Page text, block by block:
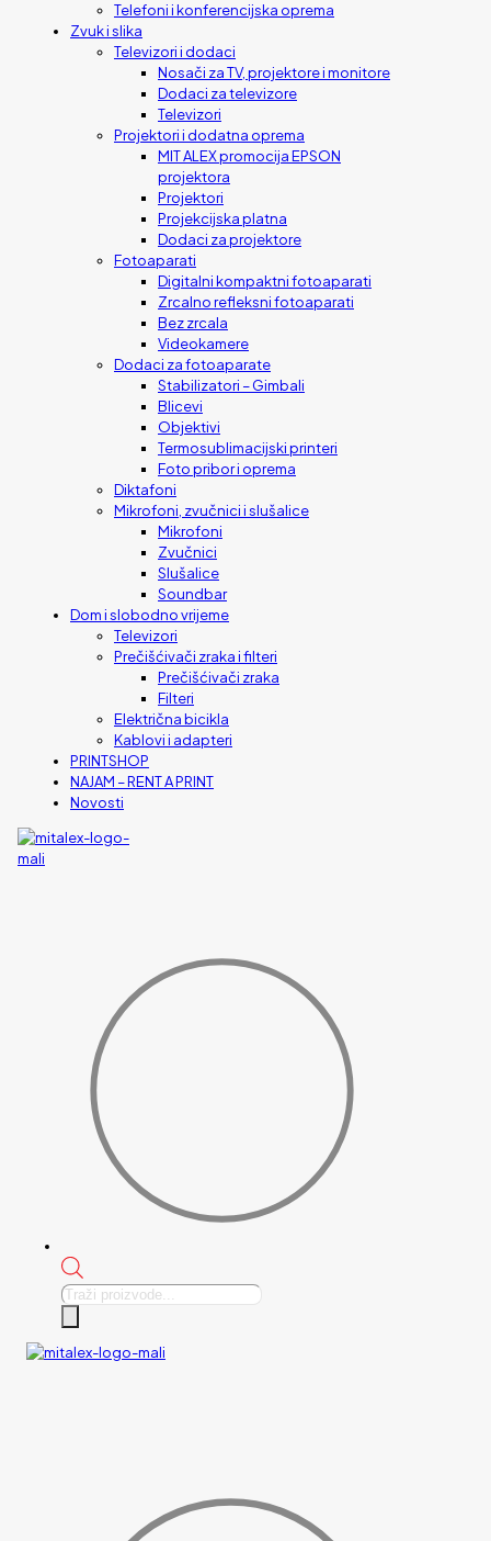
Telefoni i konferencijska oprema
Zvuk i slika
Televizori i dodaci
Nosači za TV, projektore i monitore
Dodaci za televizore
Televizori
Projektori i dodatna oprema
MIT ALEX promocija EPSON
projektora
Projektori
Projekcijska platna
Dodaci za projektore
Fotoaparati
Digitalni kompaktni fotoaparati
Zrcalno refleksni fotoaparati
Bez zrcala
Videokamere
Dodaci za fotoaparate
Stabilizatori – Gimbali
Blicevi
Objektivi
Termosublimacijski printeri
Foto pribor i oprema
Diktafoni
Mikrofoni, zvučnici i slušalice
Mikrofoni
Zvučnici
Slušalice
Soundbar
Dom i slobodno vrijeme
Televizori
Prečišćivači zraka i filteri
Prečišćivači zraka
Filteri
Električna bicikla
Kablovi i adapteri
PRINTSHOP
NAJAM – RENT A PRINT
Novosti
Products